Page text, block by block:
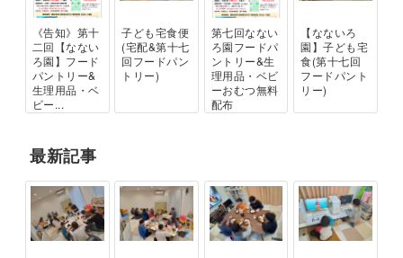
《告知》第十
二回【なない
ろ園】フード
パントリー&
生理用品・ベ
ビー...
子ども宅食便
(宅配&第十七
回フードパン
トリー)
第七回なない
ろ園フードパ
ントリー&生
理用品・ベビ
ーおむつ無料
配布
【なないろ
園】子ども宅
食(第十七回
フードパント
リー)
最新記事